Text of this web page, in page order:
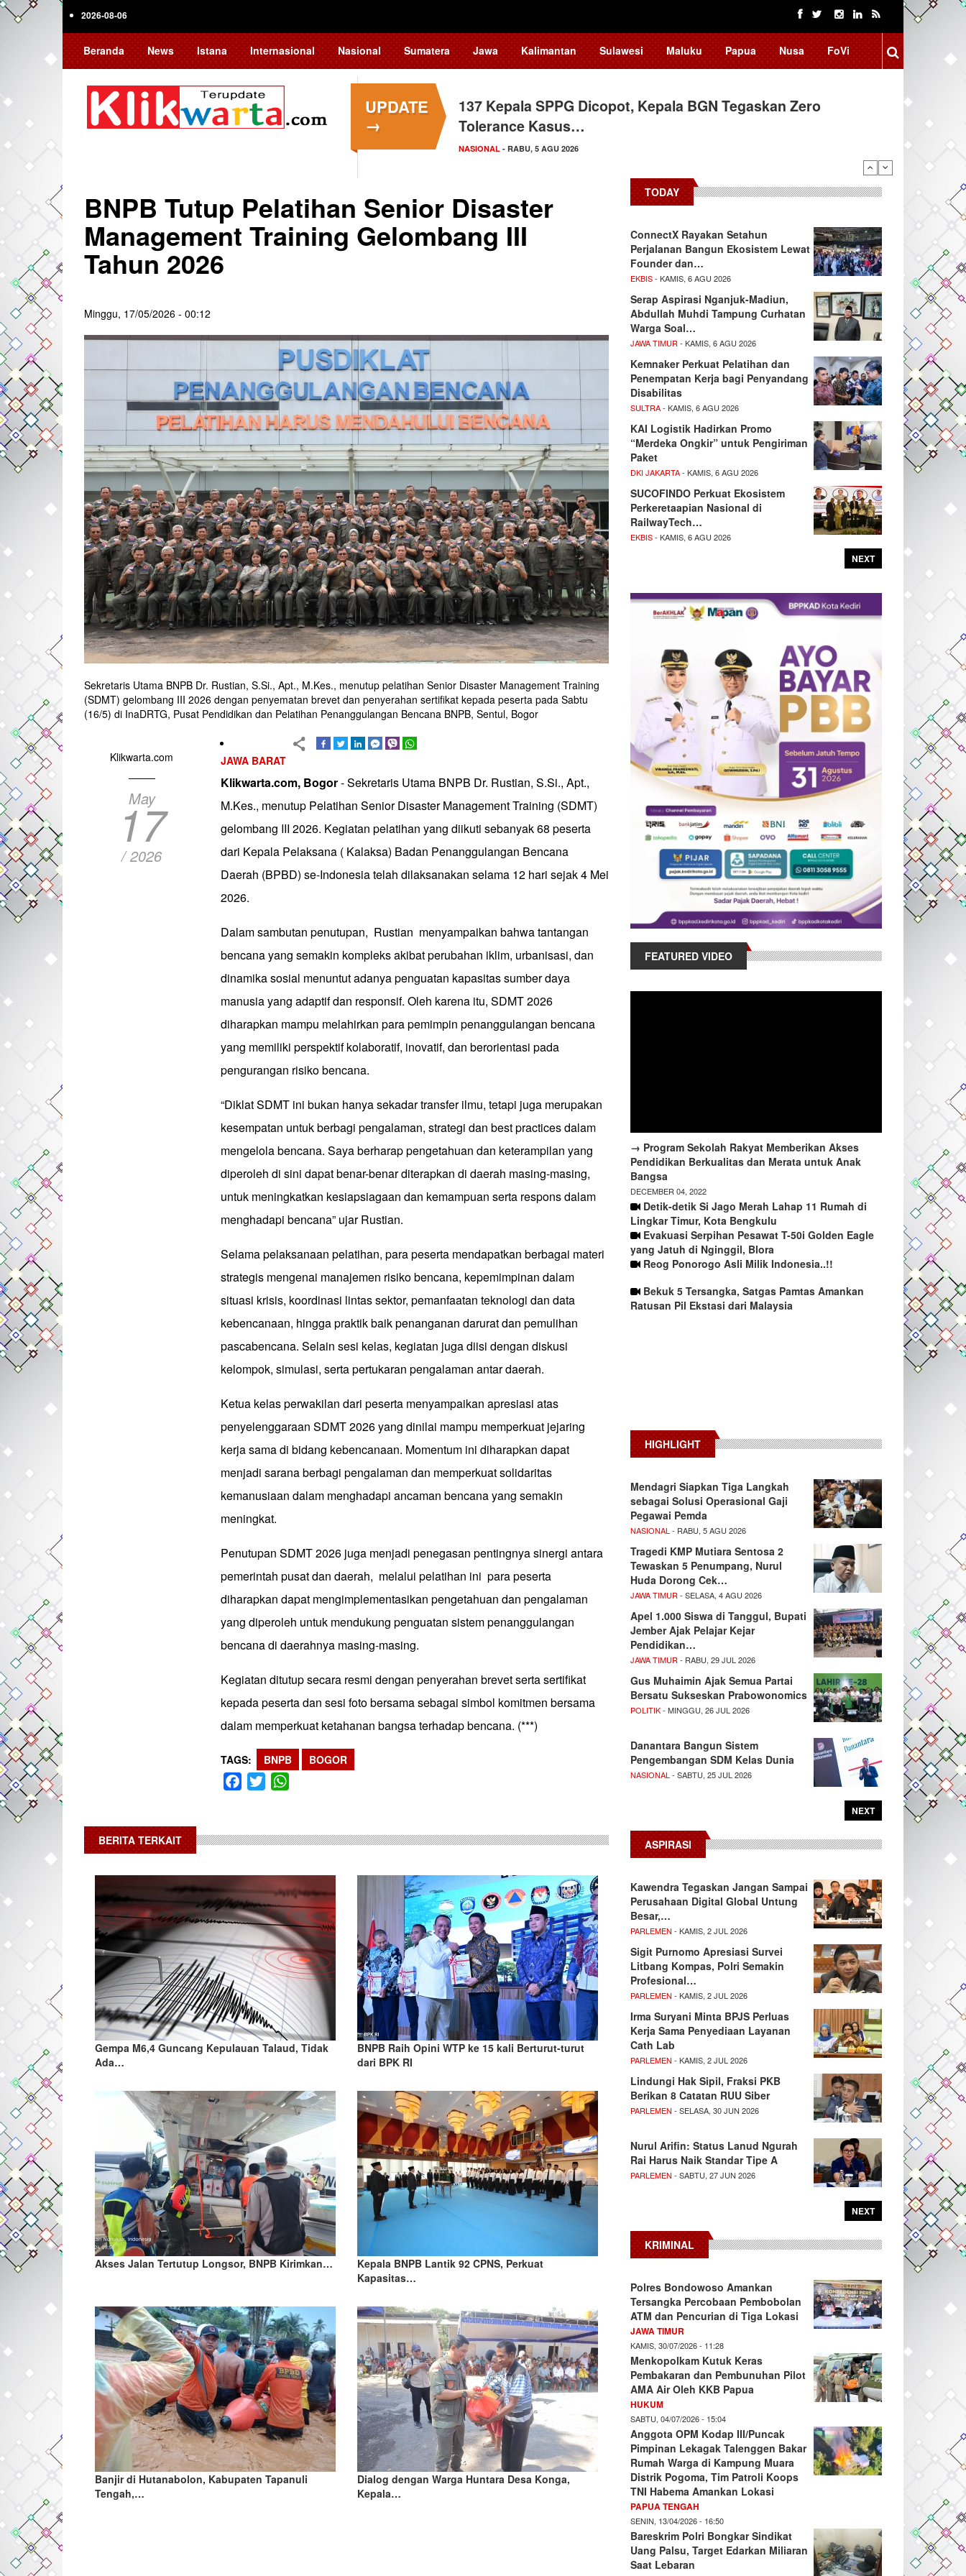
Skip
2026-08-06
Beranda News Istana Internasional Nasional Sumatera Jawa Kalimantan Sulawesi Maluku Papua Nusa FoVi
UPDATE
→
137 Kepala SPPG Dicopot, Kepala BGN Tegaskan Zero
Tolerance Kasus…
NASIONAL - RABU, 5 AGU 2026
BNPB Tutup Pelatihan Senior Disaster
Management Training Gelombang III
Tahun 2026
Minggu, 17/05/2026 - 00:12
Sekretaris Utama BNPB Dr. Rustian, S.Si., Apt., M.Kes., menutup pelatihan Senior Disaster Management Training
(SDMT) gelombang III 2026 dengan penyematan brevet dan penyerahan sertifikat kepada peserta pada Sabtu
(16/5) di InaDRTG, Pusat Pendidikan dan Pelatihan Penanggulangan Bencana BNPB, Sentul, Bogor
Klikwarta.com
May
17
/ 2026
JAWA BARAT
Klikwarta.com, Bogor- Sekretaris Utama BNPB Dr. Rustian, S.Si., Apt.,
M.Kes., menutup Pelatihan Senior Disaster Management Training (SDMT)
gelombang III 2026. Kegiatan pelatihan yang diikuti sebanyak 68 peserta
dari Kepala Pelaksana ( Kalaksa) Badan Penanggulangan Bencana
Daerah (BPBD) se-Indonesia telah dilaksanakan selama 12 hari sejak 4 Mei
2026.
Dalam sambutan penutupan, Rustian menyampaikan bahwa tantangan
bencana yang semakin kompleks akibat perubahan iklim, urbanisasi, dan
dinamika sosial menuntut adanya penguatan kapasitas sumber daya
manusia yang adaptif dan responsif. Oleh karena itu, SDMT 2026
diharapkan mampu melahirkan para pemimpin penanggulangan bencana
yang memiliki perspektif kolaboratif, inovatif, dan berorientasi pada
pengurangan risiko bencana.
“Diklat SDMT ini bukan hanya sekadar transfer ilmu, tetapi juga merupakan
kesempatan untuk berbagi pengalaman, strategi dan best practices dalam
mengelola bencana. Saya berharap pengetahuan dan keterampilan yang
diperoleh di sini dapat benar-benar diterapkan di daerah masing-masing,
untuk meningkatkan kesiapsiagaan dan kemampuan serta respons dalam
menghadapi bencana” ujar Rustian.
Selama pelaksanaan pelatihan, para peserta mendapatkan berbagai materi
strategis mengenai manajemen risiko bencana, kepemimpinan dalam
situasi krisis, koordinasi lintas sektor, pemanfaatan teknologi dan data
kebencanaan, hingga praktik baik penanganan darurat dan pemulihan
pascabencana. Selain sesi kelas, kegiatan juga diisi dengan diskusi
kelompok, simulasi, serta pertukaran pengalaman antar daerah.
Ketua kelas perwakilan dari peserta menyampaikan apresiasi atas
penyelenggaraan SDMT 2026 yang dinilai mampu memperkuat jejaring
kerja sama di bidang kebencanaan. Momentum ini diharapkan dapat
menjadi sarana berbagi pengalaman dan memperkuat solidaritas
kemanusiaan dalam menghadapi ancaman bencana yang semakin
meningkat.
Penutupan SDMT 2026 juga menjadi penegasan pentingnya sinergi antara
pemerintah pusat dan daerah, melalui pelatihan ini para peserta
diharapkan dapat mengimplementasikan pengetahuan dan pengalaman
yang diperoleh untuk mendukung penguatan sistem penanggulangan
bencana di daerahnya masing-masing.
Kegiatan ditutup secara resmi dengan penyerahan brevet serta sertifikat
kepada peserta dan sesi foto bersama sebagai simbol komitmen bersama
dalam memperkuat ketahanan bangsa terhadap bencana. (***)
TAGS BNPB BOGOR
Facebook
Twitter
BERITA TERKAIT
Gempa M6,4 Guncang Kepulauan Talaud, Tidak
Ada…
BNPB Raih Opini WTP ke 15 kali Berturut-turut
dari BPK RI
Akses Jalan Tertutup Longsor, BNPB Kirimkan…
Kepala BNPB Lantik 92 CPNS, Perkuat
Kapasitas…
Banjir di Hutanabolon, Kabupaten Tapanuli
Tengah,…
Dialog dengan Warga Huntara Desa Konga,
Kepala…
TODAY
ConnectX Rayakan Setahun
Perjalanan Bangun Ekosistem Lewat
Founder dan…
EKBIS- KAMIS, 6 AGU 2026
Serap Aspirasi Nganjuk-Madiun,
Abdullah Muhdi Tampung Curhatan
Warga Soal…
JAWA TIMUR - KAMIS, 6 AGU 2026
Kemnaker Perkuat Pelatihan dan
Penempatan Kerja bagi Penyandang
Disabilitas
SULTRA- KAMIS, 6 AGU 2026
KAI Logistik Hadirkan Promo
“Merdeka Ongkir” untuk Pengiriman
Paket
DKI JAKARTA- KAMIS, 6 AGU 2026
SUCOFINDO Perkuat Ekosistem
Perkeretaapian Nasional di
RailwayTech…
EKBIS- KAMIS, 6 AGU 2026
NEXT
FEATURED VIDEO
→ Program Sekolah Rakyat Memberikan Akses
Pendidikan Berkualitas dan Merata untuk Anak
Bangsa
DECEMBER 04, 2022
Detik-detik Si Jago Merah Lahap 11 Rumah di
Lingkar Timur, Kota Bengkulu
Evakuasi Serpihan Pesawat T-50i Golden Eagle
yang Jatuh di Nginggil, Blora
Reog Ponorogo Asli Milik Indonesia..!!
Bekuk 5 Tersangka, Satgas Pamtas Amankan
Ratusan Pil Ekstasi dari Malaysia
HIGHLIGHT
Mendagri Siapkan Tiga Langkah
sebagai Solusi Operasional Gaji
Pegawai Pemda
NASIONAL - RABU, 5 AGU 2026
Tragedi KMP Mutiara Sentosa 2
Tewaskan 5 Penumpang, Nurul
Huda Dorong Cek…
JAWA TIMUR - SELASA, 4 AGU 2026
Apel 1.000 Siswa di Tanggul, Bupati
Jember Ajak Pelajar Kejar
Pendidikan…
JAWA TIMUR - RABU, 29 JUL 2026
Gus Muhaimin Ajak Semua Partai
Bersatu Sukseskan Prabowonomics
POLITIK- MINGGU, 26 JUL 2026
Danantara Bangun Sistem
Pengembangan SDM Kelas Dunia
NASIONAL - SABTU, 25 JUL 2026
NEXT
ASPIRASI
Kawendra Tegaskan Jangan Sampai
Perusahaan Digital Global Untung
Besar,…
PARLEMEN - KAMIS, 2 JUL 2026
Sigit Purnomo Apresiasi Survei
Litbang Kompas, Polri Semakin
Profesional…
PARLEMEN - KAMIS, 2 JUL 2026
Irma Suryani Minta BPJS Perluas
Kerja Sama Penyediaan Layanan
Cath Lab
PARLEMEN - KAMIS, 2 JUL 2026
Lindungi Hak Sipil, Fraksi PKB
Berikan 8 Catatan RUU Siber
PARLEMEN - SELASA, 30 JUN 2026
Nurul Arifin: Status Lanud Ngurah
Rai Harus Naik Standar Tipe A
PARLEMEN - SABTU, 27 JUN 2026
NEXT
KRIMINAL
Polres Bondowoso Amankan
Tersangka Percobaan Pembobolan
ATM dan Pencurian di Tiga Lokasi
JAWA TIMUR
KAMIS, 30/07/2026 - 11:28
Menkopolkam Kutuk Keras
Pembakaran dan Pembunuhan Pilot
AMA Air Oleh KKB Papua
HUKUM
SABTU, 04/07/2026 - 15:04
Anggota OPM Kodap III/Puncak
Pimpinan Lekagak Talenggen Bakar
Rumah Warga di Kampung Muara
Distrik Pogoma, Tim Patroli Koops
TNI Habema Amankan Lokasi
PAPUA TENGAH
SENIN, 13/04/2026 - 16:50
Bareskrim Polri Bongkar Sindikat
Uang Palsu, Target Edarkan Miliaran
Saat Lebaran